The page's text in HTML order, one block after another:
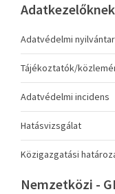
Adatkezelőknek
Adatvédelmi
Tájékoztatók/
Adatvédelmi incidens
Hatásvizsgálat
Közigazgatási
Nemzetközi -